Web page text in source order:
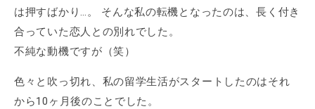
は押すばかり…。 そんな私の転機となったのは、長く付き
合っていた恋人との別れでした。
不純な動機ですが（笑）
色々と吹っ切れ、私の留学生活がスタートしたのはそれ
から10ヶ月後のことでした。